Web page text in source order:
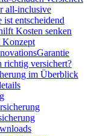
all-inclusive
entscheidend
Kosten senken
Konzept
richtig versichert?
im Überblick